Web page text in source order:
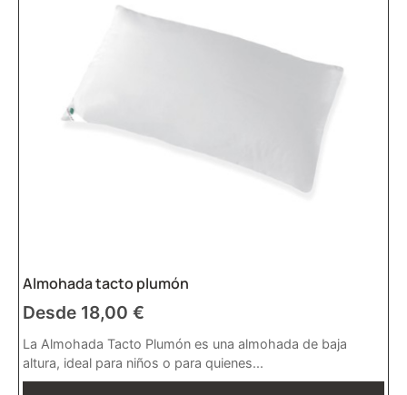
Almohada tacto plumón
Desde 18,00 €
La Almohada Tacto Plumón es una almohada de baja
altura, ideal para niños o para quienes...